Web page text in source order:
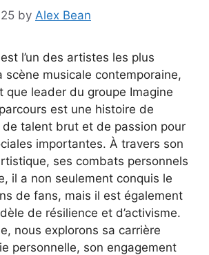
by Alex Bean
l’un des artistes les plus
scène musicale contemporaine,
que leader du groupe Imagine
est une histoire de
de talent brut et de passion pour
importantes. À travers son
ses combats personnels
il a non seulement conquis le
de fans, mais il est également
de résilience et d’activisme.
nous explorons sa carrière
personnelle, son engagement